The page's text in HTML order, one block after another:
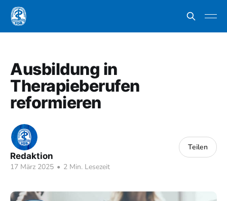
Ausbildung in
Therapieberufen
reformieren
Redaktion
17 März 2025 • 2 Min. Lesezeit
Teilen